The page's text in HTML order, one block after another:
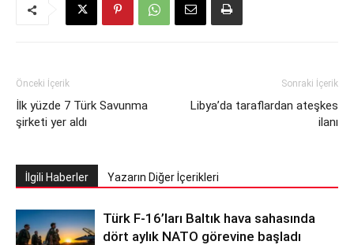
Önceki İçerik
İlk yüzde 7 Türk Savunma
şirketi yer aldı
Sonraki İçerik
Libya’da taraflardan ateşkes
ilanı
İlgili Haberler Yazarın Diğer İçerikleri
Türk F-16’ları Baltık hava sahasında
dört aylık NATO görevine başladı